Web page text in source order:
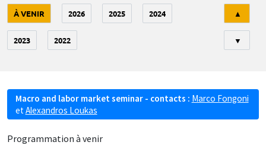
À VENIR 2026 2025 2024
2023 2022
▲
▼
Macro and labor market seminar - contacts : Marco Fongoni
et Alexandros Loukas
Programmation à venir